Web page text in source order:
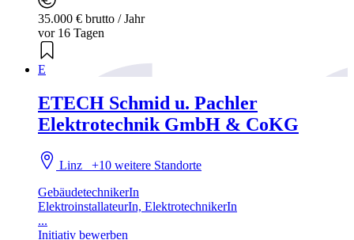
35.000 € brutto / Jahr
vor 16 Tagen
E
ETECH Schmid u. Pachler
Elektrotechnik GmbH & CoKG
Linz+10 weitere Standorte
GebäudetechnikerIn
ElektroinstallateurIn, ElektrotechnikerIn
...
Initiativ bewerben